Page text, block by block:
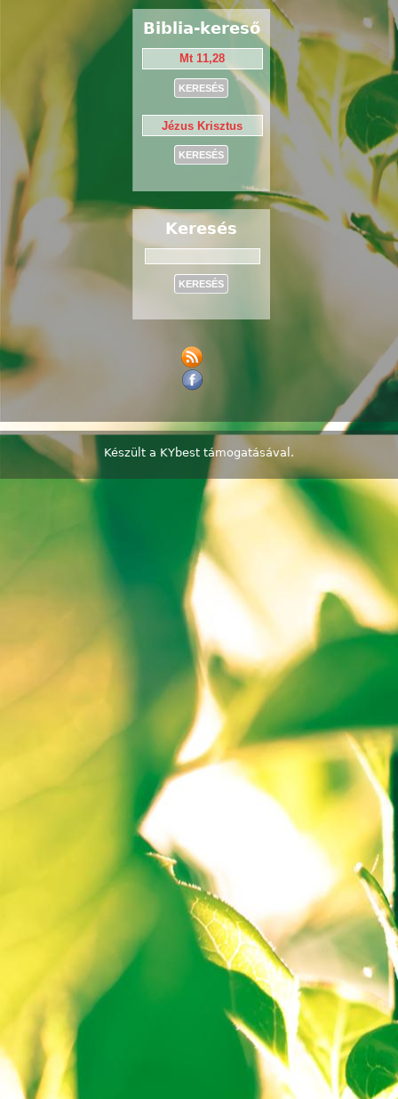
Biblia-kereső
Keresés
Készült a KYbest támogatásával.